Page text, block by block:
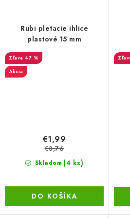
Rubi pletacie ihlice
plastové 15 mm
47 %
Akcia
Skladom (4 ks)
€1,99
€3,76
DO KOŠÍKA